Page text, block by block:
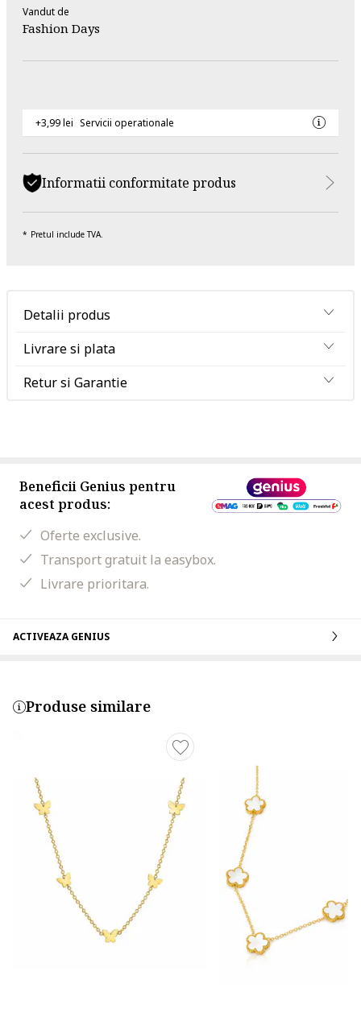
Vandut de
Fashion Days
+3,99 lei Servicii operationale
Informatii conformitate produs
Pretul include TVA.
Detalii produs
Livrare si plata
Retur si Garantie
Beneficii Genius pentru
acest produs:
Oferte exclusive.
Transport gratuit la easybox.
Livrare prioritara.
ACTIVEAZA GENIUS
Produse similare